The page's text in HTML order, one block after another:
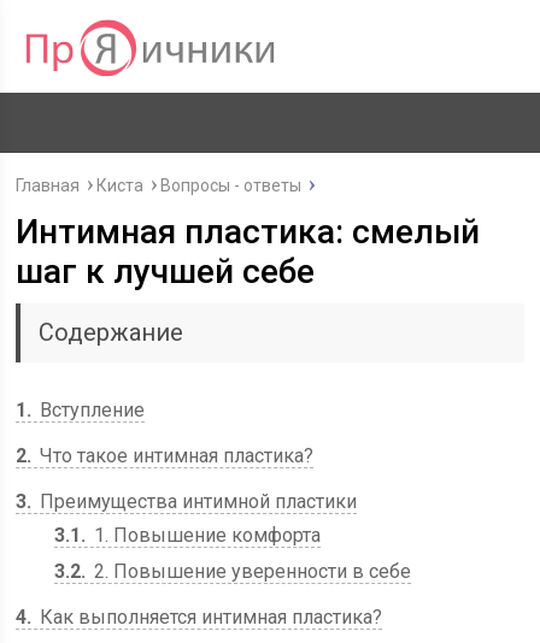
Главная Киста Вопросы - ответы
Интимная пластика: смелый
шаг к лучшей себе
Содержание
1
Вступление
2 Что такое интимная пластика?
3
Преимущества интимной пластики
3.1
1. Повышение комфорта
3.2 2. Повышение уверенности в себе
4
Как выполняется интимная пластика?